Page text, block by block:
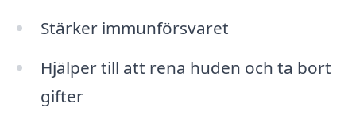
Stärker immunförsvaret
Hjälper till att rena huden och ta bort
gifter